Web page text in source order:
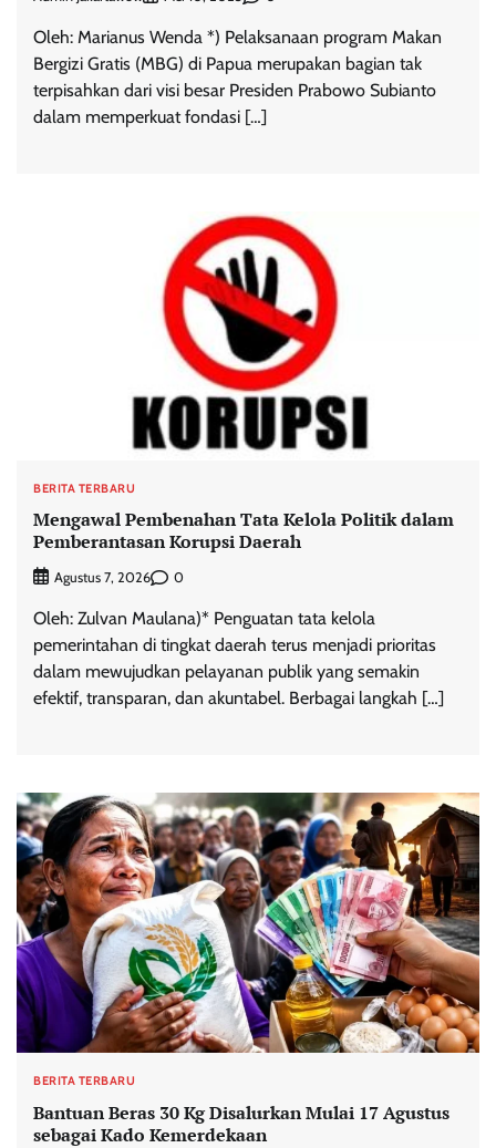
Oleh: Marianus Wenda *) Pelaksanaan program Makan
Bergizi Gratis (MBG) di Papua merupakan bagian tak
terpisahkan dari visi besar Presiden Prabowo Subianto
dalam memperkuat fondasi […]
BERITA TERBARU
Mengawal Pembenahan Tata Kelola Politik dalam
Pemberantasan Korupsi Daerah
Agustus 7, 2026 0
Oleh: Zulvan Maulana)* Penguatan tata kelola
pemerintahan di tingkat daerah terus menjadi prioritas
dalam mewujudkan pelayanan publik yang semakin
efektif, transparan, dan akuntabel. Berbagai langkah […]
BERITA TERBARU
Bantuan Beras 30 Kg Disalurkan Mulai 17 Agustus
sebagai Kado Kemerdekaan